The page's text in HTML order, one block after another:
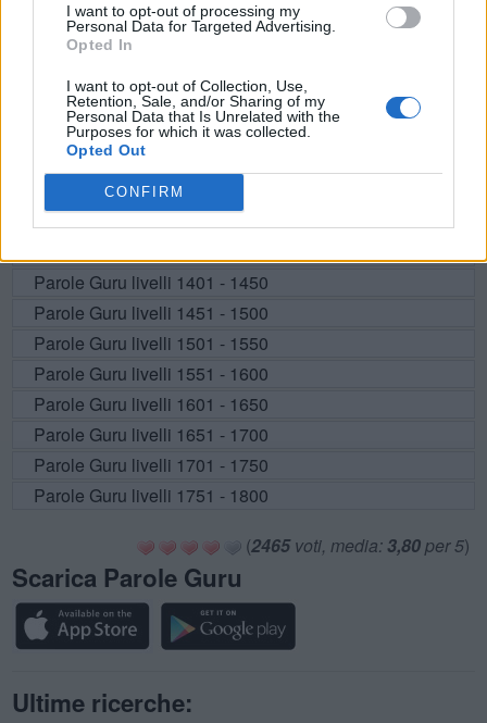
I want to opt-out of processing my
Personal Data for Targeted Advertising.
Opted In
I want to opt-out of Collection, Use,
Retention, Sale, and/or Sharing of my
Personal Data that Is Unrelated with the
Purposes for which it was collected.
Opted Out
CONFIRM
Parole Guru livelli 1301 - 1350
Parole Guru livelli 1401 - 1450
Parole Guru livelli 1451 - 1500
Parole Guru livelli 1501 - 1550
Parole Guru livelli 1551 - 1600
Parole Guru livelli 1601 - 1650
Parole Guru livelli 1651 - 1700
Parole Guru livelli 1701 - 1750
Parole Guru livelli 1751 - 1800
(2465voti, media: 3,80per 5)
Scarica Parole Guru
Ultime ricerche: